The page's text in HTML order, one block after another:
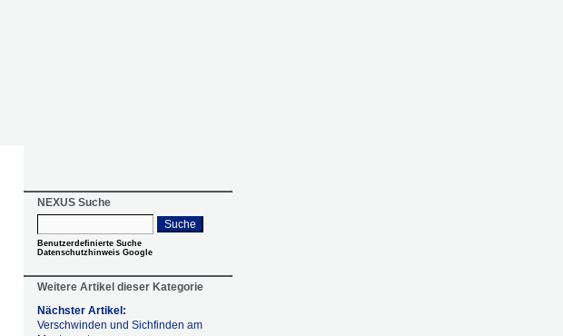
NEXUS Suche
Suche
Benutzerdefinierte Suche
Datenschutzhinweis Google
Weitere Artikel dieser Kategorie
Nächster Artikel:
Verschwinden und Sichfinden am